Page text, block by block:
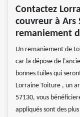
Contactez
couvreur à Ars
remaniement
Un remaniement de
car la dépose de
bonnes tuiles qui
Lorraine Toiture , un
57130, vous
appliqués sont des